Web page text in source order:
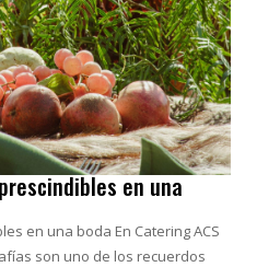
en una
en una boda En Catering ACS
son uno de los recuerdos